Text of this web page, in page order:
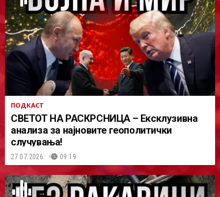
ПОДКАСТ
СВЕТОТ НА РАСКРСНИЦА – Ексклузивна
анализа за најновите геополитички
случувања!
27.07.2026. 09:19